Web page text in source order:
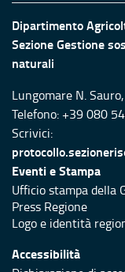
Dipartimento
Sezione Gestione
naturali
Lungomare N.
Telefono: +39 080
Scrivici:
Eventi e Stampa
Ufficio stampa della
Press Regione
Logo e identità
Accessibilità